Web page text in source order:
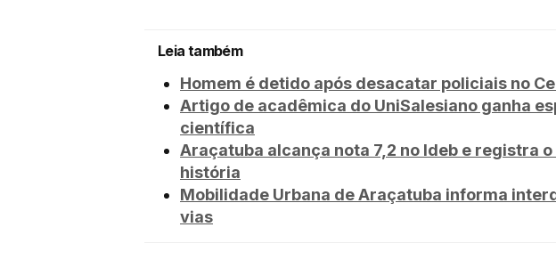
Leia também
Homem é detido após desacatar policiais no
Artigo de acadêmica do UniSalesiano ganha
científica
Araçatuba alcança nota 7,2 no Ideb e registra
história
Mobilidade Urbana de Araçatuba informa
vias